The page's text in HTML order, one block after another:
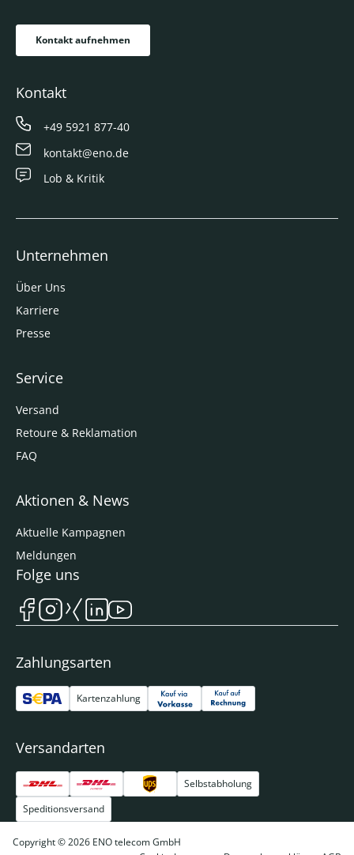
Kontakt aufnehmen
Kontakt
+49 5921 877-40
kontakt@eno.de
Lob & Kritik
Unternehmen
Über Uns
Karriere
Presse
Service
Versand
Retoure & Reklamation
FAQ
Aktionen & News
Aktuelle Kampagnen
Meldungen
Zahlungsarten
Kartenzahlung
Versandarten
Selbstabholung
Speditionsversand
Folge uns
Copyright © 2026 ENO telecom GmbH